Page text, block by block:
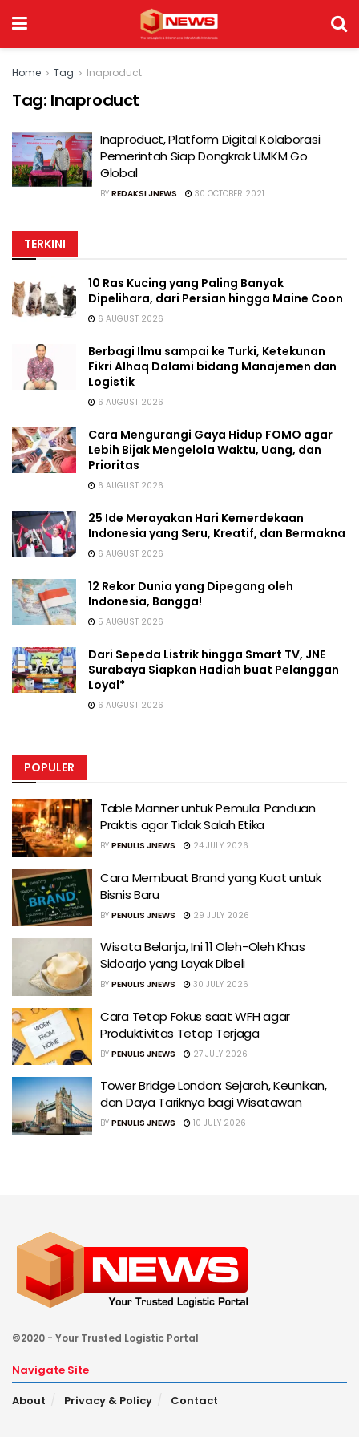
Home Tag Inaproduct
Tag: Inaproduct
Inaproduct, Platform Digital Kolaborasi
Pemerintah Siap Dongkrak UMKM Go
Global
BY REDAKSI JNEWS 30 OCTOBER 2021
TERKINI
10 Ras Kucing yang Paling Banyak
Dipelihara, dari Persian hingga Maine Coon
6 AUGUST 2026
Berbagi Ilmu sampai ke Turki, Ketekunan
Fikri Alhaq Dalami bidang Manajemen dan
Logistik
6 AUGUST 2026
Cara Mengurangi Gaya Hidup FOMO agar
Lebih Bijak Mengelola Waktu, Uang, dan
Prioritas
6 AUGUST 2026
25 Ide Merayakan Hari Kemerdekaan
Indonesia yang Seru, Kreatif, dan Bermakna
6 AUGUST 2026
12 Rekor Dunia yang Dipegang oleh
Indonesia, Bangga!
5 AUGUST 2026
Dari Sepeda Listrik hingga Smart TV, JNE
Surabaya Siapkan Hadiah buat Pelanggan
Loyal*
6 AUGUST 2026
POPULER
Table Manner untuk Pemula: Panduan
Praktis agar Tidak Salah Etika
BY PENULIS JNEWS 24 JULY 2026
Cara Membuat Brand yang Kuat untuk
Bisnis Baru
BY PENULIS JNEWS 29 JULY 2026
Wisata Belanja, Ini 11 Oleh-Oleh Khas
Sidoarjo yang Layak Dibeli
BY PENULIS JNEWS 30 JULY 2026
Cara Tetap Fokus saat WFH agar
Produktivitas Tetap Terjaga
BY PENULIS JNEWS 27 JULY 2026
Tower Bridge London: Sejarah, Keunikan,
dan Daya Tariknya bagi Wisatawan
BY PENULIS JNEWS 10 JULY 2026
©2020 - Your Trusted Logistic Portal
Navigate Site
About
Privacy & Policy Contact